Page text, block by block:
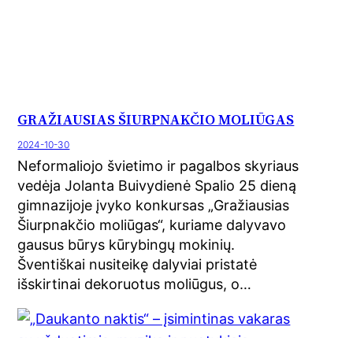
GRAŽIAUSIAS ŠIURPNAKČIO MOLIŪGAS
2024-10-30
Neformaliojo švietimo ir pagalbos skyriaus
vedėja Jolanta Buivydienė Spalio 25 dieną
gimnazijoje įvyko konkursas „Gražiausias
Šiurpnakčio moliūgas“, kuriame dalyvavo
gausus būrys kūrybingų mokinių.
Šventiškai nusiteikę dalyviai pristatė
išskirtinai dekoruotus moliūgus, o…